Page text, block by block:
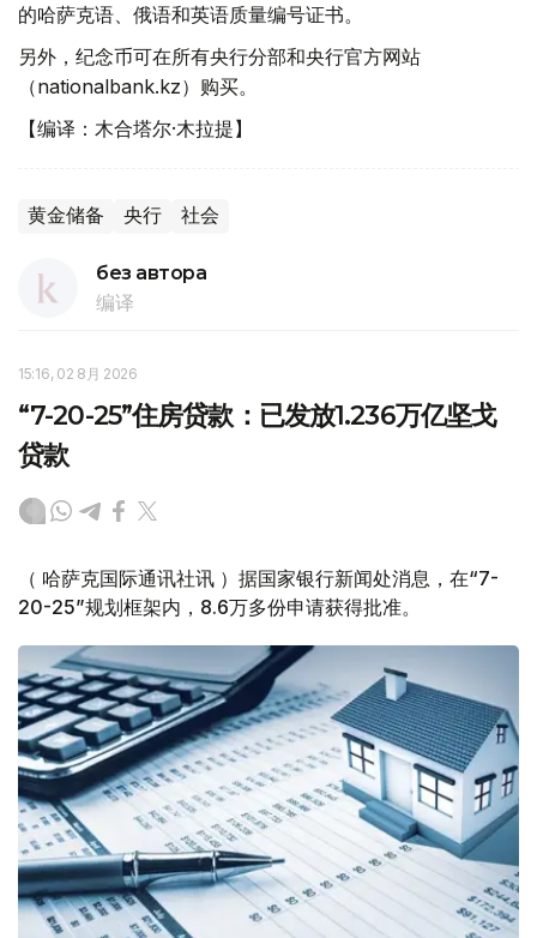
的哈萨克语、俄语和英语质量编号证书。
另外，纪念币可在所有央行分部和央行官方网站
（nationalbank.kz）购买。
【编译：木合塔尔·木拉提】
黄金储备 央行 社会
без автора
编译
15:16, 02 8月 2026
“7-20-25”住房贷款：已发放1.236万亿坚戈
贷款
（ 哈萨克国际通讯社讯 ）据国家银行新闻处消息，在“7-
20-25”规划框架内，8.6万多份申请获得批准。